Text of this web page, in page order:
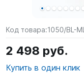
Акции
Код товара:1050/BL-ML
2 498 руб.
Купить в один клик